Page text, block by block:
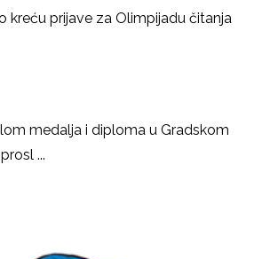
kreću prijave za Olimpijadu čitanja
medalja i diploma u Gradskom
...